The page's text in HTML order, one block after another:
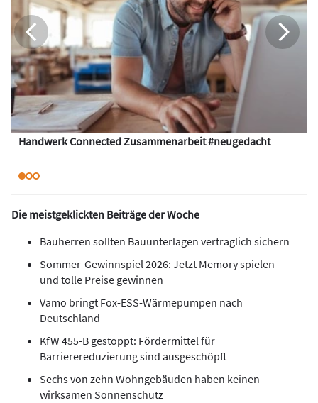
Handwerk Connected Zusammenarbeit #neugedacht
Die meistgeklickten Beiträge der Woche
Bauherren sollten Bauunterlagen vertraglich sichern
Sommer-Gewinnspiel 2026: Jetzt Memory spielen
und tolle Preise gewinnen
Vamo bringt Fox-ESS-Wärmepumpen nach
Deutschland
KfW 455-B gestoppt: Fördermittel für
Barrierereduzierung sind ausgeschöpft
Sechs von zehn Wohngebäuden haben keinen
wirksamen Sonnenschutz